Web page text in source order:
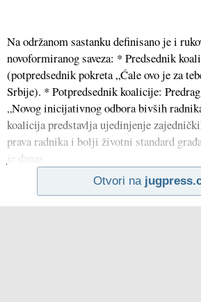
Na održanom sastanku definisano je i
novoformiranog saveza: * Predsednik
(potpredsednik pokreta „Ćale ovo je za
Srbije). * Potpredsednik koalicije:
„Novog inicijativnog odbora bivših
koalicija predstavlja ujedinjenje
prava radnika i bolji životni standard
je danas.
Otvori na